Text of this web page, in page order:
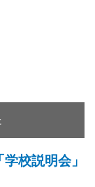
校説明会」